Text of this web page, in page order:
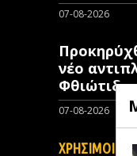
07-08-2026
νέo
Φθιώτιδα
07-08-2026
ΧΡΗΣΙΜΟΙ